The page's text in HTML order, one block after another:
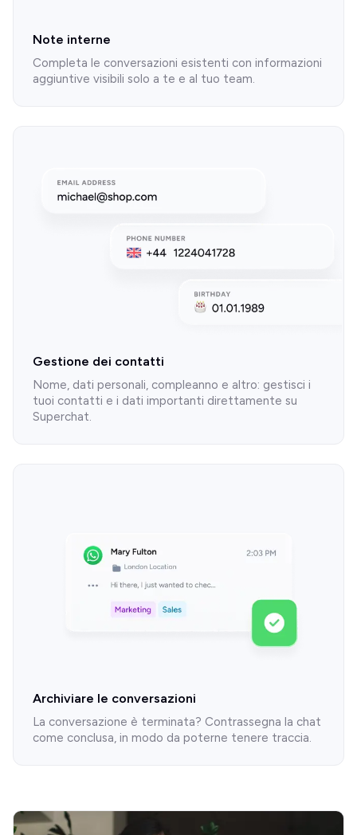
Note interne
Completa le conversazioni esistenti con informazioni
aggiuntive visibili solo a te e al tuo team.
Gestione dei contatti
Nome, dati personali, compleanno e altro: gestisci i
tuoi contatti e i dati importanti direttamente su
Superchat.
Archiviare le conversazioni
La conversazione è terminata? Contrassegna la chat
come conclusa, in modo da poterne tenere traccia.